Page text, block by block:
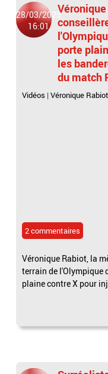
28/03/2025
16:01
porte
les
du match
Vidéos |Véronique
2 commentaires
Véronique Rabiot, la
terrain de l'Olympique
plaine contre X pour